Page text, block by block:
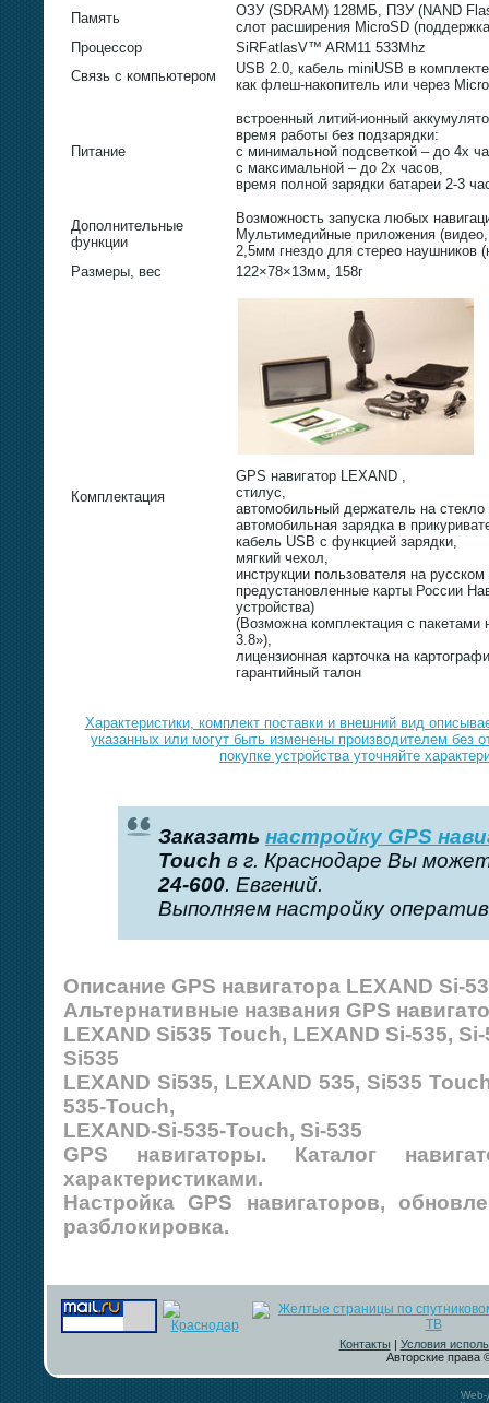
Память
ОЗУ (SDRAM) 128МБ, ПЗУ (NAND
слот расширения MicroSD
Процессор
SiRFatlasV™ ARM11 533Mhz
Связь с компьютером
USB 2.0, кабель miniUSB в
как флеш-накопитель или через
Питание
встроенный литий-ионный
время работы без подзарядки:
с минимальной подсветкой – до 4x
с максимальной – до 2х часов,
время полной зарядки батареи 2-3
Дополнительные
функции
Возможность запуска любых
Мультимедийные приложения
2,5мм гнездо для стерео наушников
Размеры, вес
122×78×13мм, 158г
Комплектация
GPS навигатор LEXAND ,
стилус,
автомобильный держатель на
автомобильная зарядка в
кабель USB с функцией зарядки,
мягкий чехол,
инструкции пользователя на русском
предустановленные карты России
устройства)
(Возможна комплектация с
3.8»),
лицензионная карточка на
гарантийный талон
Xарактеристики, комплект поставки и внешний вид
указанных или могут быть изменены производителем без
покупке устройства уточняйте
Заказать настройку GPS
Touch в г. Краснодаре Вы
24-600. Евгений.
Выполняем настройку
Описание GPS навигатора LEXAND Si-
Альтернативные названия GPS
LEXAND Si535 Touch, LEXAND Si-535,
Si535
LEXAND Si535, LEXAND 535, Si535
535-Touch,
LEXAND-Si-535-Touch, Si-535
GPS навигаторы. Каталог
характеристиками.
Настройка GPS навигаторов,
разблокировка.
Контакты | Условия
Авторские права